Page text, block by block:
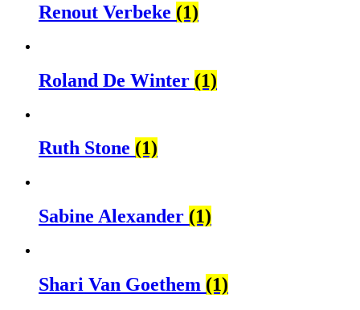
Renout Verbeke (1)
Roland De Winter (1)
Ruth Stone (1)
Sabine Alexander (1)
Shari Van Goethem (1)